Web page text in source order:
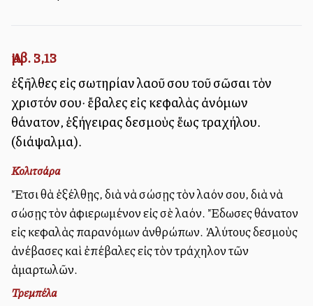
Ἀμβ. 3,13
ἐξῆλθες εἰς σωτηρίαν λαοῦ σου τοῦ σῶσαι τὸν
χριστόν σου· ἔβαλες εἰς κεφαλὰς ἀνόμων
θάνατον, ἐξήγειρας δεσμοὺς ἕως τραχήλου.
(διάψαλμα).
Κολιτσάρα
Ἔτσι θὰ ἐξέλθῃς, διὰ νὰ σώσῃς τὸν λαόν σου, διὰ νὰ
σώσῃς τὸν ἀφιερωμένον εἰς σὲ λαόν. Ἔδωσες θάνατον
εἰς κεφαλὰς παρανόμων ἀνθρώπων. Ἀλύτους δεσμοὺς
ἀνέβασες καὶ ἐπέβαλες εἰς τὸν τράχηλον τῶν
ἁμαρτωλῶν.
Τρεμπέλα